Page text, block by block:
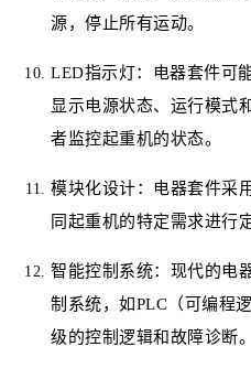
源，停止所有运动。
LED指示灯：电器套件可
显示电源状态、运行模式
者监控起重机的状态。
模块化设计：电器套件采
同起重机的特定需求进行
智能控制系统：现代的电
制系统，如PLC（可编程
级的控制逻辑和故障诊断。